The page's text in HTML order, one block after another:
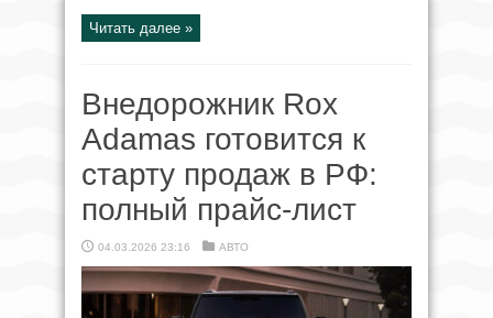
Читать далее »
Внедорожник Rox
Adamas готовится к
старту продаж в РФ:
полный прайс-лист
04.03.2026 23:16 АВТО